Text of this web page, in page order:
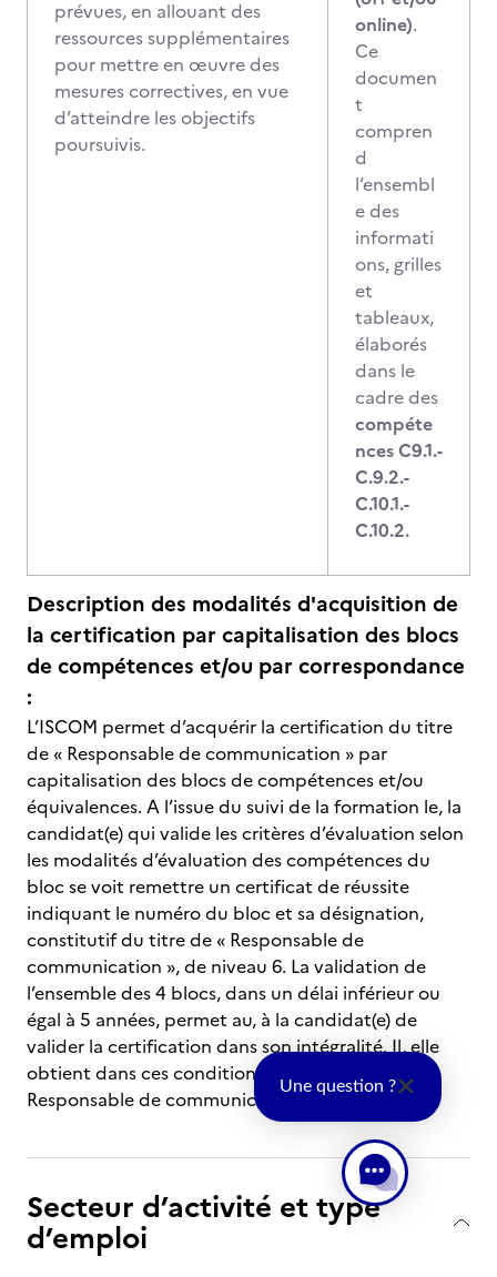
prévues, en allouant des
ressources supplémentaires
pour mettre en œuvre des
mesures correctives, en vue
d’atteindre les objectifs
poursuivis.
online).
Ce
documen
t
compren
d
l’ensembl
e des
informati
ons, grilles
et
tableaux,
élaborés
dans le
cadre des
compéte
nces C9.1.-
C.9.2.-
C.10.1.-
C.10.2.
Description des modalités d'acquisition de
la certification par capitalisation des blocs
de compétences et/ou par correspondance
:
L’ISCOM permet d’acquérir la certification du titre
de « Responsable de communication » par
capitalisation des blocs de compétences et/ou
équivalences. A l’issue du suivi de la formation le, la
candidat(e) qui valide les critères d’évaluation selon
les modalités d’évaluation des compétences du
bloc se voit remettre un certificat de réussite
indiquant le numéro du bloc et sa désignation,
constitutif du titre de « Responsable de
communication », de niveau 6. La validation de
l’ensemble des 4 blocs, dans un délai inférieur ou
égal à 5 années, permet au, à la candidat(e) de
valider la certification dans son intégralité. Il, elle
obtient dans ces conditions le titre de «
Responsable de communication ».
Secteur d’activité et type
d’emploi
Une question ?